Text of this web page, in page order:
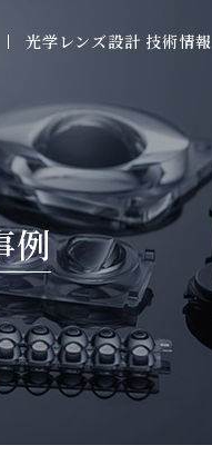
光学レンズ設計 技術情報
例